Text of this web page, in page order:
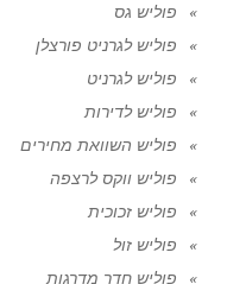
פוליש גס
פוליש לגרניט פורצלן
פוליש לגרניט
פוליש לדירות
פוליש השוואת מחירים
פוליש ווקס לרצפה
פוליש זכוכית
פוליש זול
פוליש חדר מדרגות